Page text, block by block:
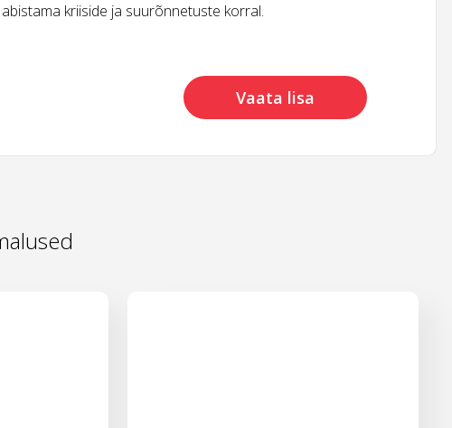
kriiside ja suurõnnetuste korral.
Vaata lisa